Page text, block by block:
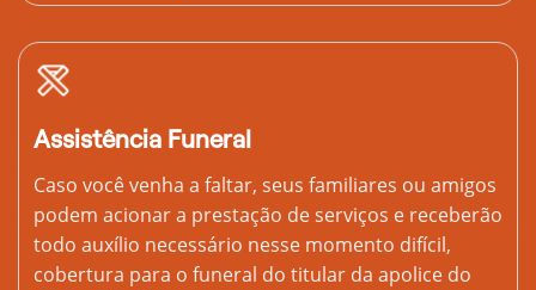
Assistência Funeral
Caso você venha a faltar, seus familiares ou amigos
podem acionar a prestação de serviços e receberão
todo auxílio necessário nesse momento difícil,
cobertura para o funeral do titular da apolice do